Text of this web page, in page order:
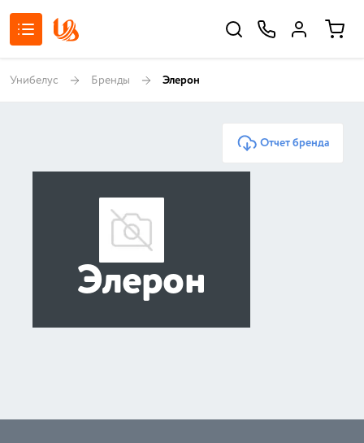
Унибелус Бренды Элерон
Отчет бренда
Элерон